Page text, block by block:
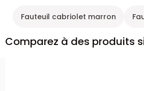
Fauteuil cabriolet marron
Comparez à des produits